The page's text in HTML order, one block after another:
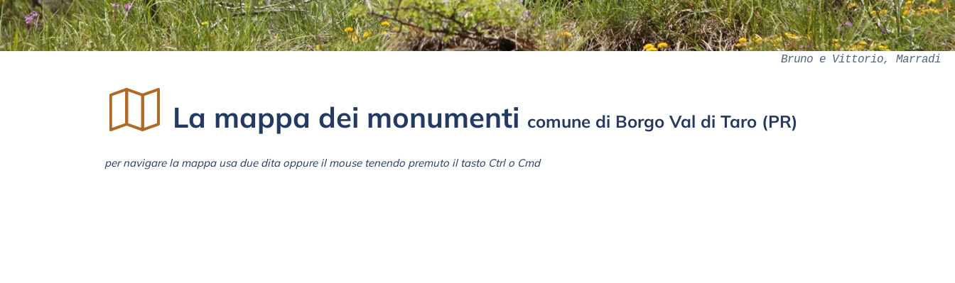
Bruno e Vittorio, Marradi
La mappa dei monumenti comune di Borgo Val di Taro (PR)
per navigare la mappa usa due dita oppure il mouse tenendo premuto il tasto Ctrl o Cmd